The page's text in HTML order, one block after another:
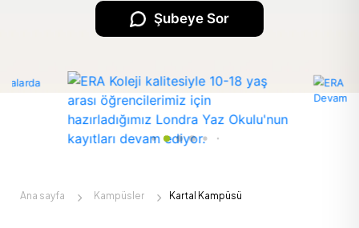
Şubeye Sor
Ana sayfa Kampüsler Kartal Kampüsü
Kartal Kampüsü